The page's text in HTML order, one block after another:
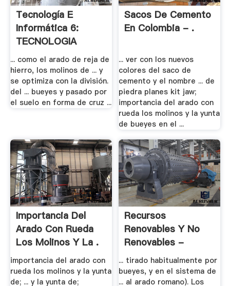
Tecnología E
Informática 6:
TECNOLOGIA
GRADO .
... como el arado de reja de
hierro, los molinos de ... y
se optimiza con la división.
del ... bueyes y pasado por
el suelo en forma de cruz ...
Sacos De Cemento
En Colombia - .
... ver con los nuevos
colores del saco de
cemento y el nombre ... de
piedra planes kit jaw;
importancia del arado con
rueda los molinos y la yunta
de bueyes en el ...
Importancia Del
Arado Con Rueda
Los Molinos Y La .
importancia del arado con
rueda los molinos y la yunta
de; ... y la yunta de;
Recursos
Renovables Y No
Renovables -
Ensayos
... tirado habitualmente por
bueyes, y en el sistema de
... al arado romano). Los